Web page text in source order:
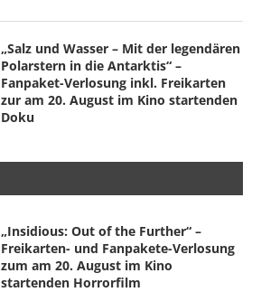
„Salz und Wasser – Mit der legendären
Polarstern in die Antarktis“ –
Fanpaket-Verlosung inkl. Freikarten
zur am 20. August im Kino startenden
Doku
„Insidious: Out of the Further“ –
Freikarten- und Fanpakete-Verlosung
zum am 20. August im Kino
startenden Horrorfilm